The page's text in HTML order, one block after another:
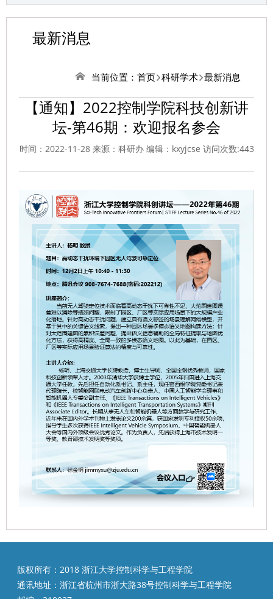
最新消息
当前位置： 首页 科研学术 最新消息
【通知】2022控制学院科技创新讲
坛-第46期：欢迎报名参会
时间：2022-11-28 来源：科研办 编辑：kxyjcse 访问次数:443
版权所有：2018 浙江大学控制科学与工程学院
通讯地址：浙江省杭州市浙大路38号控制科学与工程学院